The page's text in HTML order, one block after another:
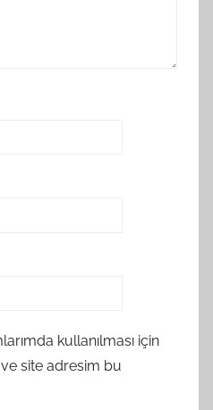
kullanılması için
site adresim bu